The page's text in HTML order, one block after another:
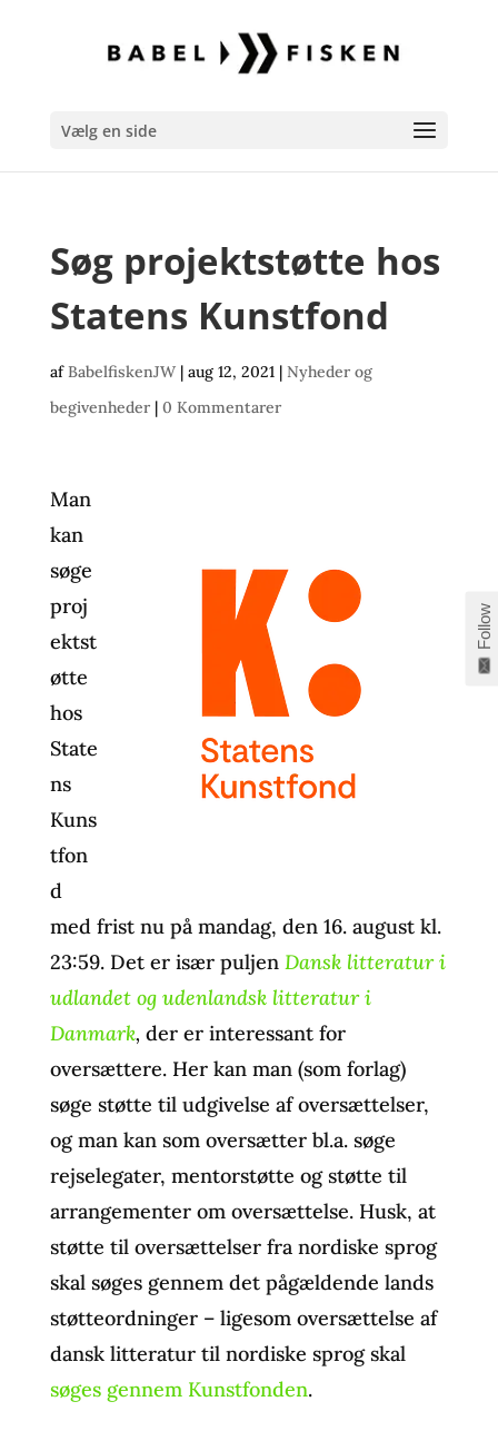
Vælg en side
Søg projektstøtte hos
Statens Kunstfond
afBabelfiskenJW| aug 12, 2021| Nyheder og
begivenheder| 0 Kommentarer
Man
kan
søge
proj
ektst
øtte
hos
State
ns
Kuns
tfon
d
med frist nu på mandag, den 16. august kl.
23:59. Det er især puljen Dansk litteratur i
udlandet og udenlandsk litteratur i
Danmark, der er interessant for
oversættere. Her kan man (som forlag)
søge støtte til udgivelse af oversættelser,
og man kan som oversætter bl.a. søge
rejselegater, mentorstøtte og støtte til
arrangementer om oversættelse. Husk, at
støtte til oversættelser fra nordiske sprog
skal søges gennem det pågældende lands
støtteordninger – ligesom oversættelse af
dansk litteratur til nordiske sprog skal
søges gennem Kunstfonden.
Follow